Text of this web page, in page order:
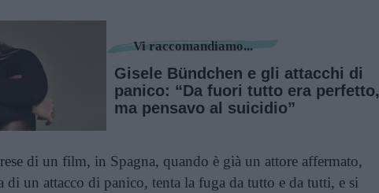
Vi raccomandiamo...
Gisele Bündchen e gli attacchi di
panico: “Da fuori tutto era perfetto,
ma pensavo al suicidio”
di un film, in Spagna, quando è già un attore affermato,
di un attacco di panico, tenta la fuga da tutto e da tutti, e si